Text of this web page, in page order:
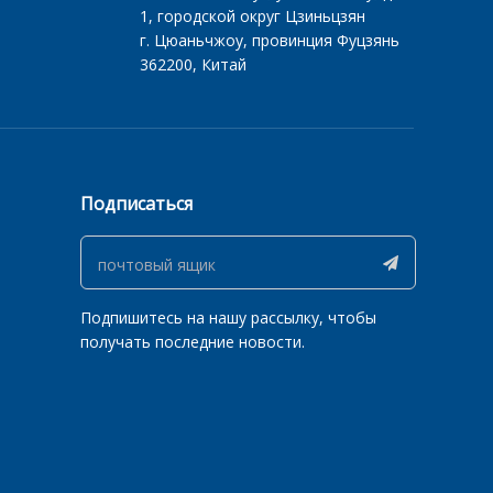
1‌, ‌городской округ Цзиньцзян‌
‌г. Цюаньчжоу‌, ‌провинция Фуцзянь‌
‌362200, Китай
Подписаться
Подпишитесь на нашу рассылку, чтобы
получать последние новости.